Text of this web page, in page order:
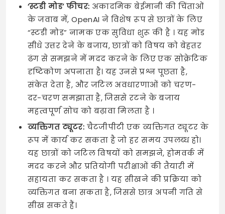
‘स्टडी मोड’ फीचर: अकादमिक बेईमानी की चिंताओं
के जवाब में, OpenAI ने विशेष रूप से छात्रों के लिए
“स्टडी मोड” नामक एक सुविधा शुरू की है । यह मोड
सीधे उत्तर देने के बजाय, छात्रों को विषय को बेहतर
ढंग से समझने में मदद करने के लिए एक सोक्रेटिक
दृष्टिकोण अपनाता है। यह उनसे प्रश्न पूछता है,
संकेत देता है, और जटिल अवधारणाओं को चरण-
दर-चरण समझाता है, जिससे रटने के बजाय
महत्वपूर्ण सोच को बढ़ावा मिलता है ।
व्यक्तिगत ट्यूटर: चैटजीपीटी एक व्यक्तिगत ट्यूटर के
रूप में कार्य कर सकता है जो हर समय उपलब्ध हो।
यह छात्रों को जटिल विषयों को समझने, होमवर्क में
मदद करने और प्रतियोगी परीक्षाओं की तैयारी में
सहायता कर सकता है । यह सीखने की प्रक्रिया को
व्यक्तिगत बना सकता है, जिससे छात्र अपनी गति से
सीख सकते हैं।